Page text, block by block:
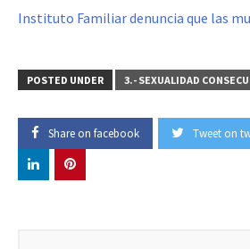
Instituto Familiar denuncia que las
POSTED UNDER 3.- SEXUALIDAD
Share on facebook Tweet on